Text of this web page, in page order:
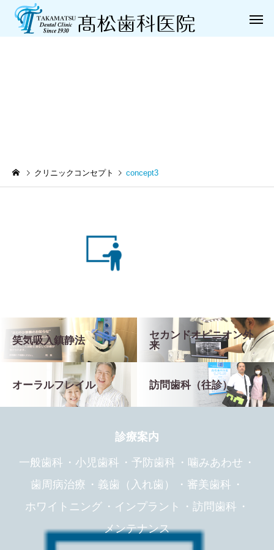
クリニックコンセプト concept3
笑気吸入鎮静法
セカンドオピニオン外
来
オーラルフレイル 訪問歯科（往診）
診療案内
一般歯科 小児歯科 予防歯科
噛みあわせ
歯周病治療
義歯（入れ歯）
審美歯科
ホワイトニング
インプラント
訪問歯科
メンテナンス